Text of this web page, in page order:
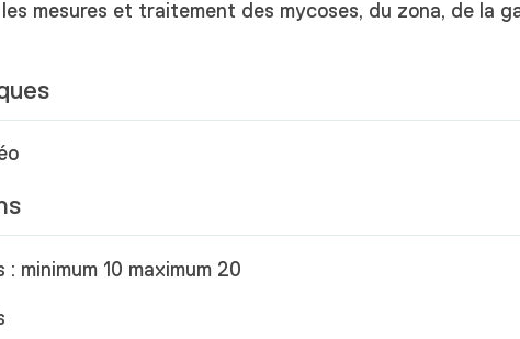
mesures et traitement des mycoses, du zona, de la
minimum 10 maximum 20